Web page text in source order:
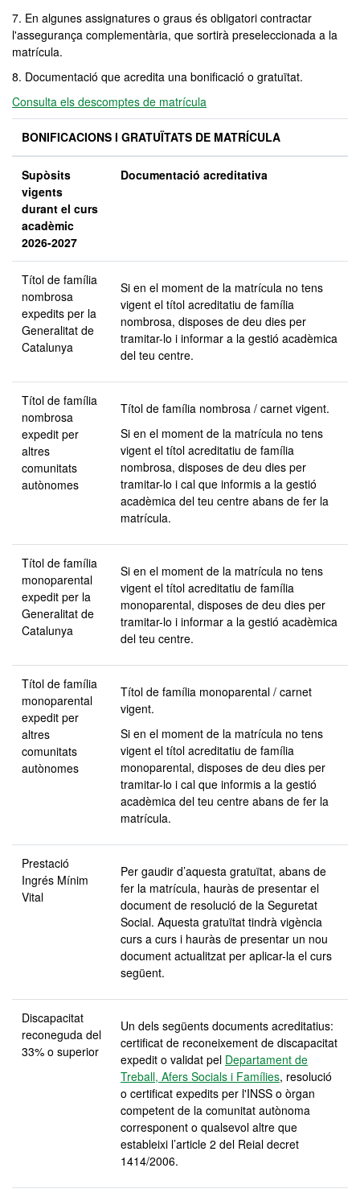
7. En algunes assignatures o graus és obligatori contractar
l'assegurança complementària, que sortirà preseleccionada a la
matrícula.
8. Documentació que acredita una bonificació o gratuïtat.
Consulta els descomptes de matrícula
BONIFICACIONS I GRATUÏTATS DE MATRÍCULA
Supòsits
vigents
durant el curs
acadèmic
2026-2027
Documentació acreditativa
Títol de família
nombrosa
expedits per la
Generalitat de
Catalunya
Si en el moment de la matrícula no tens
vigent el títol acreditatiu de família
nombrosa, disposes de deu dies per
tramitar-lo i informar a la gestió acadèmica
del teu centre.
Títol de família
nombrosa
expedit per
altres
comunitats
autònomes
Títol de família nombrosa / carnet vigent.
Si en el moment de la matrícula no tens
vigent el títol acreditatiu de família
nombrosa, disposes de deu dies per
tramitar-lo i cal que informis a la gestió
acadèmica del teu centre abans de fer la
matrícula.
Títol de família
monoparental
expedit per la
Generalitat de
Catalunya
Si en el moment de la matrícula no tens
vigent el títol acreditatiu de família
monoparental, disposes de deu dies per
tramitar-lo i informar a la gestió acadèmica
del teu centre.
Títol de família
monoparental
expedit per
altres
comunitats
autònomes
Títol de família monoparental / carnet
vigent.
Si en el moment de la matrícula no tens
vigent el títol acreditatiu de família
monoparental, disposes de deu dies per
tramitar-lo i cal que informis a la gestió
acadèmica del teu centre abans de fer la
matrícula.
Prestació
Ingrés Mínim
Vital
Per gaudir d’aquesta gratuïtat, abans de
fer la matrícula, hauràs de presentar el
document de resolució de la Seguretat
Social. Aquesta gratuïtat tindrà vigència
curs a curs i hauràs de presentar un nou
document actualitzat per aplicar-la el curs
següent.
Discapacitat
reconeguda del
33% o superior
Un dels següents documents acreditatius:
certificat de reconeixement de discapacitat
expedit o validat pel Departament de
Treball, Afers Socials i Famílies, resolució
o certificat expedits per l'INSS o òrgan
competent de la comunitat autònoma
corresponent o qualsevol altre que
estableixi l’article 2 del Reial decret
1414/2006.